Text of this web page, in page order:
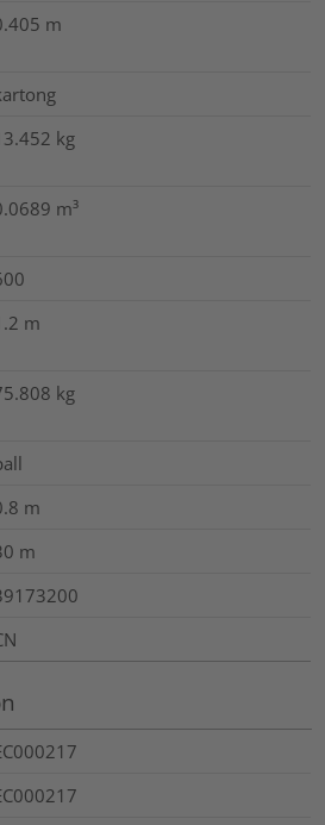
m
kg
m³
m
kg
m
m